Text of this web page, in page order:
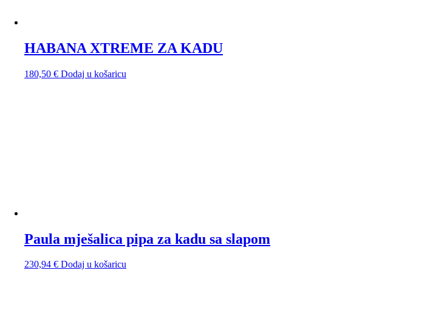
HABANA XTREME ZA KADU
180,50 € Dodaj u košaricu
Paula mješalica pipa za kadu sa slapom
230,94 € Dodaj u košaricu